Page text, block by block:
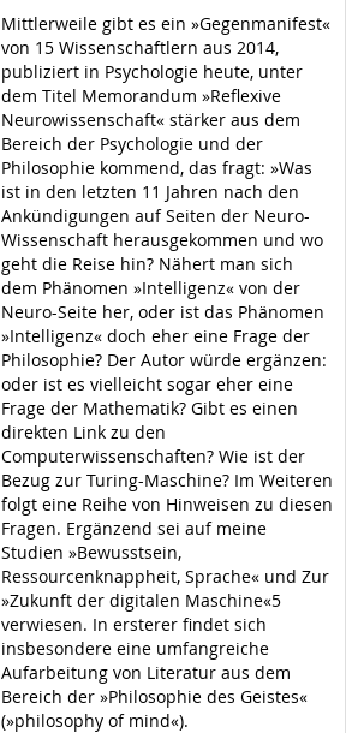
Mittlerweile gibt es ein »Gegenmanifest«
von 15 Wissenschaftlern aus 2014,
publiziert in Psychologie heute, unter
dem Titel Memorandum »Reflexive
Neurowissenschaft« stärker aus dem
Bereich der Psychologie und der
Philosophie kommend, das fragt: »Was
ist in den letzten 11 Jahren nach den
Ankündigungen auf Seiten der Neuro-
Wissenschaft herausgekommen und wo
geht die Reise hin? Nähert man sich
dem Phänomen »Intelligenz« von der
Neuro-Seite her, oder ist das Phänomen
»Intelligenz« doch eher eine Frage der
Philosophie? Der Autor würde ergänzen:
oder ist es vielleicht sogar eher eine
Frage der Mathematik? Gibt es einen
direkten Link zu den
Computerwissenschaften? Wie ist der
Bezug zur Turing-Maschine? Im Weiteren
folgt eine Reihe von Hinweisen zu diesen
Fragen. Ergänzend sei auf meine
Studien »Bewusstsein,
Ressourcenknappheit, Sprache« und Zur
»Zukunft der digitalen Maschine«5
verwiesen. In ersterer findet sich
insbesondere eine umfangreiche
Aufarbeitung von Literatur aus dem
Bereich der »Philosophie des Geistes«
(»philosophy of mind«).